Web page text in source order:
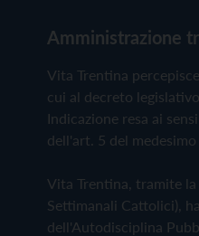
Amministrazione
Vita Trentina
cui al decreto
Indicazione resa ai
dell'art. 5 del medesimo
Vita Trentina, tramite la
Settimanali Cattolici),
dell'Autodisciplina